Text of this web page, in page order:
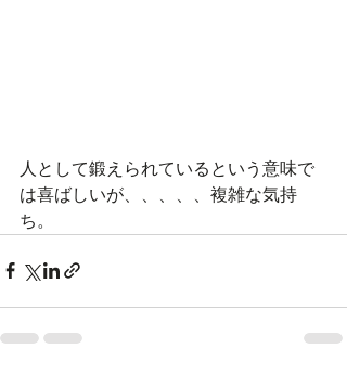
人として鍛えられているという意味で
は喜ばしいが、、、、、複雑な気持
ち。